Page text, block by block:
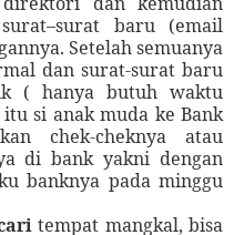
baru(email
Setelah semuanya
dan surat-surat baru
( hanya butuh waktu
si anak muda ke Bank
chek-cheknya atau
di bank yakni dengan
banknya pada minggu
tempat mangkal, bisa